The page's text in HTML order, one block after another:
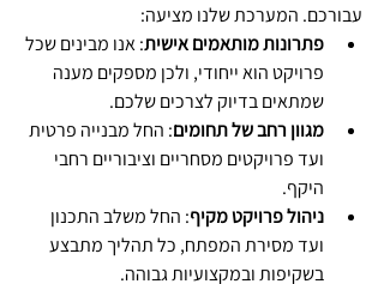
עבורכם. המערכת שלנו מציעה:
פתרונות מותאמים אישית: אנו מבינים שכל
פרויקט הוא ייחודי, ולכן מספקים מענה
שמתאים בדיוק לצרכים שלכם.
מגוון רחב של תחומים: החל מבנייה פרטית
ועד פרויקטים מסחריים וציבוריים רחבי
היקף.
ניהול פרויקט מקיף: החל משלב התכנון
ועד מסירת המפתח, כל תהליך מתבצע
בשקיפות ובמקצועיות גבוהה.